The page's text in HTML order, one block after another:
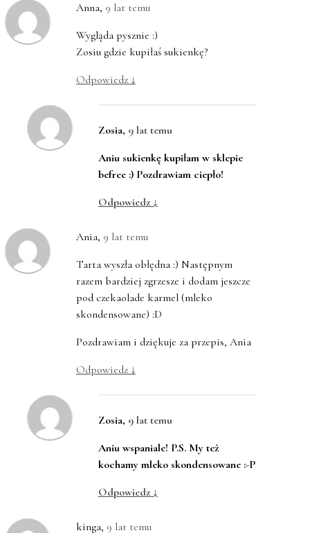
Anna, 9 lat temu
Wygląda pysznie :)
Zosiu gdzie kupiłaś sukienkę?
Odpowiedz ↓
Zosia, 9 lat temu
Aniu sukienkę kupiłam w sklepie
befree :) Pozdrawiam ciepło!
Odpowiedz ↓
Ania, 9 lat temu
Tarta wyszła obłędna :) Następnym
razem bardziej zgrzesze i dodam jeszcze
pod czekaolade karmel (mleko
skondensowane) :D
Pozdrawiam i dziękuje za przepis, Ania
Odpowiedz ↓
Zosia, 9 lat temu
Aniu wspaniale! P.S. My też
kochamy mleko skondensowane :-P
Odpowiedz ↓
kinga, 9 lat temu